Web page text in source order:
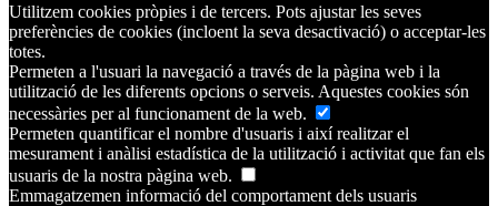
Utilitzem cookies pròpies i de tercers. Pots ajustar les seves
preferències de cookies (incloent la seva desactivació) o acceptar-les
totes.
Permeten a l'usuari la navegació a través de la pàgina web i la
utilització de les diferents opcions o serveis. Aquestes cookies són
necessàries per al funcionament de la web.
Permeten quantificar el nombre d'usuaris i així realitzar el
mesurament i anàlisi estadística de la utilització i activitat que fan els
usuaris de la nostra pàgina web.
Emmagatzemen informació del comportament dels usuaris